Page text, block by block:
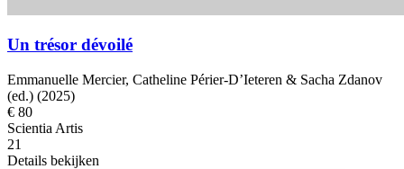
Un trésor dévoilé
Emmanuelle Mercier, Catheline Périer-D’Ieteren & Sacha Zdanov
(ed.) (2025)
€ 80
Scientia Artis
21
Details bekijken